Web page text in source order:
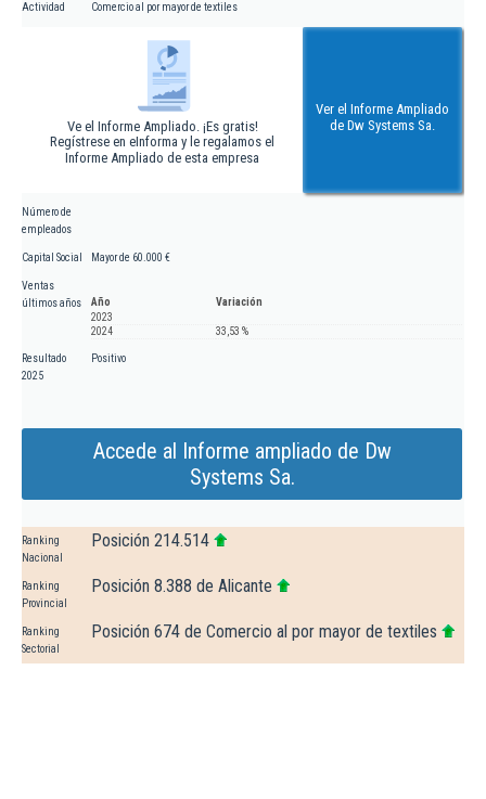
Actividad Comercio al por mayor de textiles
Ve el Informe Ampliado. ¡Es gratis!
Regístrese en eInforma y le regalamos el
Informe Ampliado de esta empresa
Ver el Informe Ampliado
de Dw Systems Sa.
Número de
empleados
Capital Social Mayor de 60.000 €
Ventas
últimos años
Año
Variación
2023
2024
33,53 %
Resultado
2025
Positivo
Accede al Informe ampliado de Dw
Systems Sa.
Ranking
Nacional
Posición 214.514
Ranking
Provincial
Posición 8.388 de Alicante
Ranking
Sectorial
Posición 674 de Comercio al por mayor de textiles